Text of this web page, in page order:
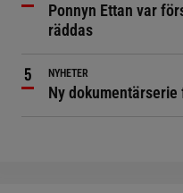
Ponnyn Ettan var
räddas
NYHETER
Ny